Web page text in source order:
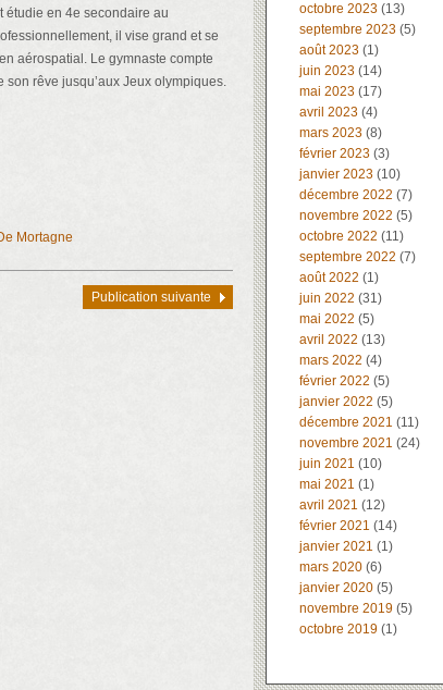
étudie en 4e secondaire au
il vise grand et se
aérospatial. Le gymnaste compte
rêve jusqu’aux Jeux olympiques.
Mortagne
Publication suivante
octobre 2023 (13)
septembre 2023 (5)
août 2023 (1)
juin 2023 (14)
mai 2023 (17)
avril 2023 (4)
mars 2023 (8)
février 2023 (3)
janvier 2023 (10)
décembre 2022 (7)
novembre 2022 (5)
octobre 2022 (11)
septembre 2022 (7)
août 2022 (1)
juin 2022 (31)
mai 2022 (5)
avril 2022 (13)
mars 2022 (4)
février 2022 (5)
janvier 2022 (5)
décembre 2021 (11)
novembre 2021 (24)
juin 2021 (10)
mai 2021 (1)
avril 2021 (12)
février 2021 (14)
janvier 2021 (1)
mars 2020 (6)
janvier 2020 (5)
novembre 2019 (5)
octobre 2019 (1)